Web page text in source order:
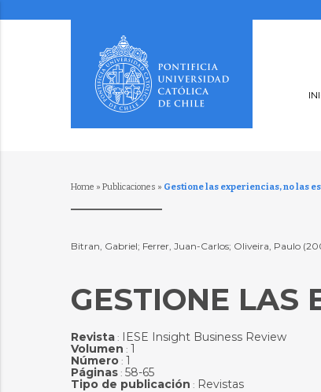
Home » Publicaciones » Gestione las experiencias, no las
Bitran, Gabriel; Ferrer, Juan-Carlos; Oliveira, Paulo
GESTIONE LAS
Revista: IESE Insight Business Review
Volumen : 1
Número: 1
Páginas: 58-65
Tipo de publicación : Revistas